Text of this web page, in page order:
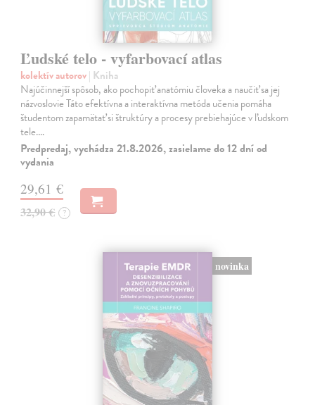
Ľudské telo - vyfarbovací atlas
kolektív autorov| Kniha
Najúčinnejší spôsob, ako pochopiť anatómiu človeka a naučiť sa jej
názvoslovie Táto efektívna a interaktívna metóda učenia pomáha
študentom zapamätať si štruktúry a procesy prebiehajúce v ľudskom
tele.…
Predpredaj, vychádza 21.8.2026, zasielame do 12 dní od
vydania
29,61 €
32,90 € ?
novinka